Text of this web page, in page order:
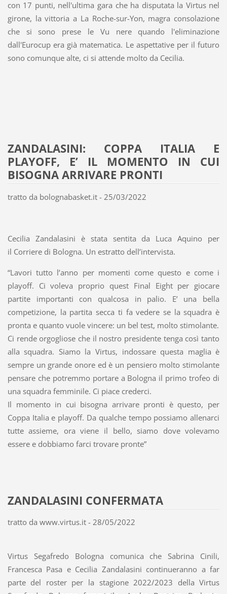
con 17 punti, nell'ultima gara che ha disputata la Virtus nel
girone, la vittoria a La Roche-sur-Yon, magra consolazione
che si sono prese le Vu nere quando l'eliminazione
dall'Eurocup era già matematica. Le aspettative per il futuro
sono comunque alte, ci si attende molto da Cecilia.
ZANDALASINI: COPPA ITALIA E
PLAYOFF, E’ IL MOMENTO IN CUI
BISOGNA ARRIVARE PRONTI
tratto da bolognabasket.it - 25/03/2022
Cecilia Zandalasini è stata sentita da Luca Aquino per
il Corriere di Bologna. Un estratto dell’intervista.
“Lavori tutto l’anno per momenti come questo e come i
playoff. Ci voleva proprio quest Final Eight per giocare
partite importanti con qualcosa in palio. E’ una bella
competizione, la partita secca ti fa vedere se la squadra è
pronta e quanto vuole vincere: un bel test, molto stimolante.
Ci rende orgogliose che il nostro presidente tenga così tanto
alla squadra. Siamo la Virtus, indossare questa maglia è
sempre un grande onore ed è un pensiero molto stimolante
pensare che potremmo portare a Bologna il primo trofeo di
una squadra femminile. Ci piace crederci.
Il momento in cui bisogna arrivare pronti è questo, per
Coppa Italia e playoff. Da qualche tempo possiamo allenarci
tutte assieme, ora viene il bello, siamo dove volevamo
essere e dobbiamo farci trovare pronte”
ZANDALASINI CONFERMATA
tratto da www.virtus.it - 28/05/2022
Virtus Segafredo Bologna comunica che Sabrina Cinili,
Francesca Pasa e Cecilia Zandalasini continueranno a far
parte del roster per la stagione 2022/2023 della Virtus